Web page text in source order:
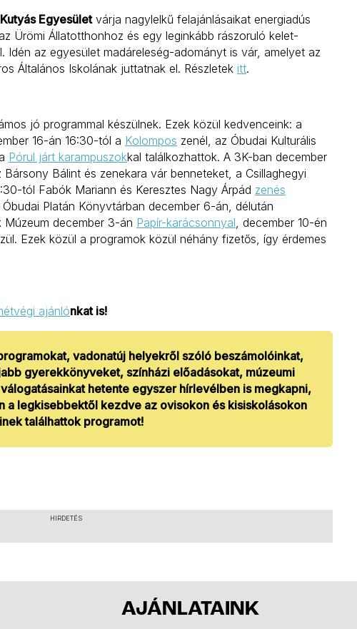
Egyesületvárja nagylelkű felajánlásaikat energiadús
Ürömi Állatotthonhoz és egy leginkább rászoruló kelet-
Idén az egyesület madáreleség-adományt is vár, amelyet az
Általános Iskolának juttatnak el. Részletek itt.
jó programmal készülnek. Ezek közül kedvenceink: a
16-án 16:30-tól a Kolompos zenél, az Óbudai Kulturális
Pórul járt karampuszokkal találkozhattok. A 3K-ban december
Bársony Bálint és zenekara vár benneteket, a Csillaghegyi
tól Fabók Mariann és Keresztes Nagy Árpád zenés
Platán Könyvtárban december 6-án, délután
Múzeum december 3-án Papír-karácsonnyal , december 10-én
Ezek közül a programok közül néhány fizetős, így érdemes
ajánlónkat is!
vadonatúj helyekről szóló beszámolóinkat,
gyerekkönyveket, színházi előadásokat, múzeumi
hetente egyszer hírlevélben is megkapni,
a legkisebbektől kezdve az ovisokon és kisiskolásokon
találhattok programot!
HIRDETÉS
AJÁNLATAINK